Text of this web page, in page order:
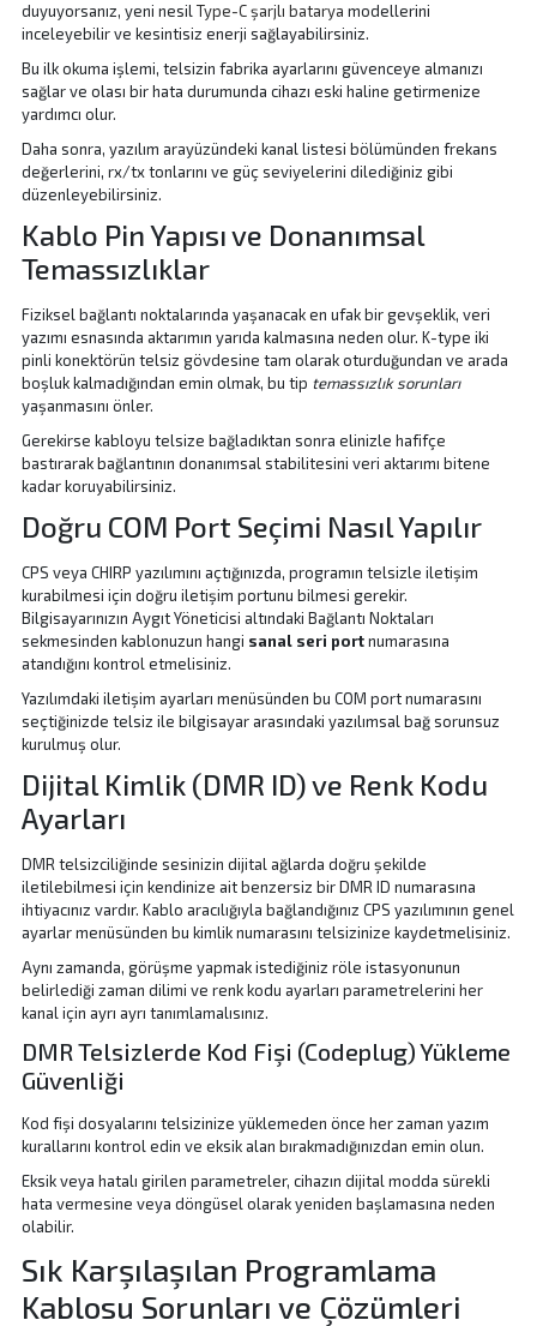
duyuyorsanız, yeni nesilType-C şarjlı batarya modellerini
inceleyebilir ve kesintisiz enerji sağlayabilirsiniz.
Bu ilk okuma işlemi, telsizin fabrika ayarlarını güvenceye almanızı
sağlar ve olası bir hata durumunda cihazı eski haline getirmenize
yardımcı olur.
Daha sonra, yazılım arayüzündeki kanal listesi bölümünden frekans
değerlerini, rx/tx tonlarını ve güç seviyelerini dilediğiniz gibi
düzenleyebilirsiniz.
Kablo Pin Yapısı ve Donanımsal
Temassızlıklar
Fiziksel bağlantı noktalarında yaşanacak en ufak bir gevşeklik, veri
yazımı esnasında aktarımın yarıda kalmasına neden olur. K-type iki
pinli konektörün telsiz gövdesine tam olarak oturduğundan ve arada
boşluk kalmadığından emin olmak, bu tip temassızlık sorunları
yaşanmasını önler.
Gerekirse kabloyu telsize bağladıktan sonra elinizle hafifçe
bastırarak bağlantının donanımsal stabilitesini veri aktarımı bitene
kadar koruyabilirsiniz.
Doğru COM Port Seçimi Nasıl Yapılır
CPS veya CHIRP yazılımını açtığınızda, programın telsizle iletişim
kurabilmesi için doğru iletişim portunu bilmesi gerekir.
Bilgisayarınızın Aygıt Yöneticisi altındaki Bağlantı Noktaları
sekmesinden kablonuzun hangi sanal seri portnumarasına
atandığını kontrol etmelisiniz.
Yazılımdaki iletişim ayarları menüsünden bu COM port numarasını
seçtiğinizde telsiz ile bilgisayar arasındaki yazılımsal bağ sorunsuz
kurulmuş olur.
Dijital Kimlik (DMR ID) ve Renk Kodu
Ayarları
DMR telsizciliğinde sesinizin dijital ağlarda doğru şekilde
iletilebilmesi için kendinize ait benzersiz bir DMR ID numarasına
ihtiyacınız vardır. Kablo aracılığıyla bağlandığınız CPS yazılımının genel
ayarlar menüsünden bu kimlik numarasını telsizinize kaydetmelisiniz.
Aynı zamanda, görüşme yapmak istediğiniz röle istasyonunun
belirlediği zaman dilimi ve renk kodu ayarları parametrelerini her
kanal için ayrı ayrı tanımlamalısınız.
DMR Telsizlerde Kod Fişi (Codeplug) Yükleme
Güvenliği
Kod fişi dosyalarını telsizinize yüklemeden önce her zaman yazım
kurallarını kontrol edin ve eksik alan bırakmadığınızdan emin olun.
Eksik veya hatalı girilen parametreler, cihazın dijital modda sürekli
hata vermesine veya döngüsel olarak yeniden başlamasına neden
olabilir.
Sık Karşılaşılan Programlama
Kablosu Sorunları ve Çözümleri